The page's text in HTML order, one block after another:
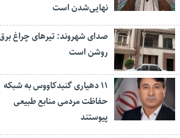
نهایی‌شدن است
صدای شهروند: تیرهای چراغ
روشن است
۱۱ دهیاری گنبدکاووس به شبکه
حفاظت مردمی منابع طبیعی
پیوستند